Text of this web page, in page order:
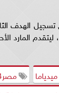
الهدف
المارد
ميدياما
مصر24